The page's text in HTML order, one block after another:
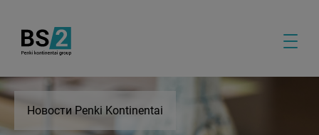
Новости Penki Kontinentai